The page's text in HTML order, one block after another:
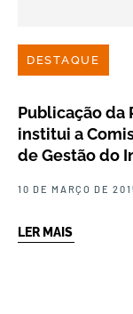
DESTAQUE
Publicação da
institui a
de Gestão do
10 DE MARÇO DE
LER MAIS